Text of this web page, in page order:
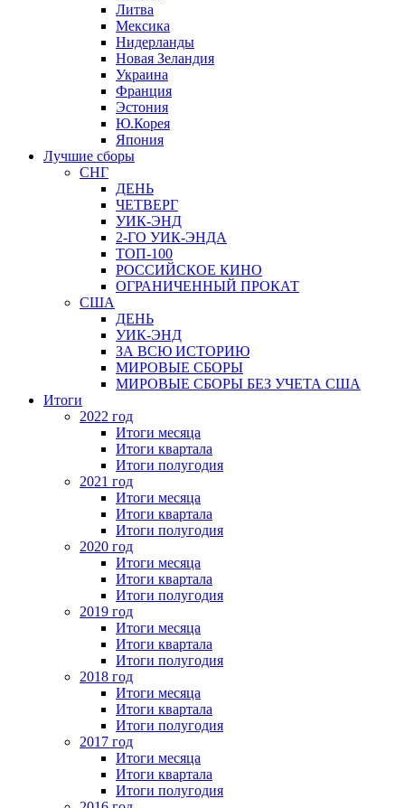
Литва
Мексика
Нидерланды
Новая Зеландия
Украина
Франция
Эстония
Ю.Корея
Япония
Лучшие сборы
СНГ
ДЕНЬ
ЧЕТВЕРГ
УИК-ЭНД
2-ГО УИК-ЭНДА
ТОП-100
РОССИЙСКОЕ КИНО
ОГРАНИЧЕННЫЙ ПРОКАТ
США
ДЕНЬ
УИК-ЭНД
ЗА ВСЮ ИСТОРИЮ
МИРОВЫЕ СБОРЫ
МИРОВЫЕ СБОРЫ БЕЗ УЧЕТА США
Итоги
2022 год
Итоги месяца
Итоги квартала
Итоги полугодия
2021 год
Итоги месяца
Итоги квартала
Итоги полугодия
2020 год
Итоги месяца
Итоги квартала
Итоги полугодия
2019 год
Итоги месяца
Итоги квартала
Итоги полугодия
2018 год
Итоги месяца
Итоги квартала
Итоги полугодия
2017 год
Итоги месяца
Итоги квартала
Итоги полугодия